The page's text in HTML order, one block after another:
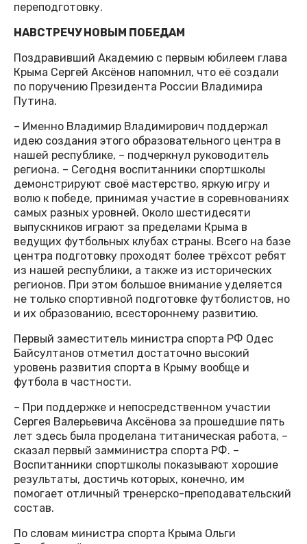
переподготовку.
НАВСТРЕЧУ НОВЫМ ПОБЕДАМ
Поздравивший Академию с первым юбилеем глава
Крыма Сергей Аксёнов напомнил, что её создали
по поручению Президента России Владимира
Путина.
– Именно Владимир Владимирович поддержал
идею создания этого образовательного центра в
нашей республике, – подчеркнул руководитель
региона. – Сегодня воспитанники спортшколы
демонстрируют своё мастерство, яркую игру и
волю к победе, принимая участие в соревнованиях
самых разных уровней. Около шестидесяти
выпускников играют за пределами Крыма в
ведущих футбольных клубах страны. Всего на базе
центра подготовку проходят более трёхсот ребят
из нашей республики, а также из исторических
регионов. При этом большое внимание уделяется
не только спортивной подготовке футболистов, но
и их образованию, всестороннему развитию.
Первый заместитель министра спорта РФ Одес
Байсултанов отметил достаточно высокий
уровень развития спорта в Крыму вообще и
футбола в частности.
– При поддержке и непосредственном участии
Сергея Валерьевича Аксёнова за прошедшие пять
лет здесь была проделана титаническая работа, –
сказал первый замминистра спорта РФ. –
Воспитанники спортшколы показывают хорошие
результаты, достичь которых, конечно, им
помогает отличный тренерско-преподавательский
состав.
По словам министра спорта Крыма Ольги